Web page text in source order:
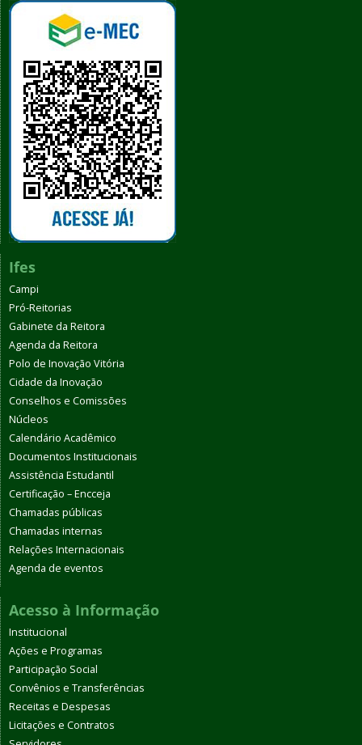
Ifes
Campi
Pró-Reitorias
Gabinete da Reitora
Agenda da Reitora
Polo de Inovação Vitória
Cidade da Inovação
Conselhos e Comissões
Núcleos
Calendário Acadêmico
Documentos Institucionais
Assistência Estudantil
Certificação – Encceja
Chamadas públicas
Chamadas internas
Relações Internacionais
Agenda de eventos
Acesso à Informação
Institucional
Ações e Programas
Participação Social
Convênios e Transferências
Receitas e Despesas
Licitações e Contratos